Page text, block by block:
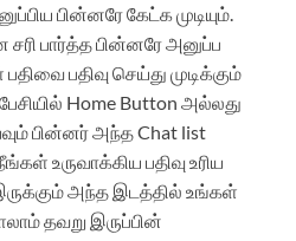
பின்னரே கேட்க முடியும்.
பார்த்த பின்னரே அனுப்ப
பதிவு செய்து முடிக்கும்
Home Button அல்லது
பின்னர் அந்த Chat list
உருவாக்கிய பதிவு உரிய
அந்த இடத்தில் உங்கள்
தவறு இருப்பின்